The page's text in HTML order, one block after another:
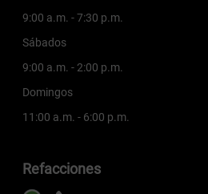
9:00 a.m. - 7:30 p.m.
Sábados
9:00 a.m. - 2:00 p.m.
Domingos
11:00 a.m. - 6:00 p.m.
Refacciones